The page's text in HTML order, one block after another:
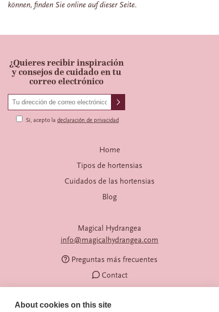
können, finden Sie online auf dieser Seite.
¿Quieres recibir inspiración
y consejos de cuidado en tu
correo electrónico
Sí, acepto la declaración de privacidad
Home
Tipos de hortensias
Cuidados de las hortensias
Blog
Magical Hydrangea
info@magicalhydrangea.com
Preguntas más frecuentes
Contact
About cookies on this site